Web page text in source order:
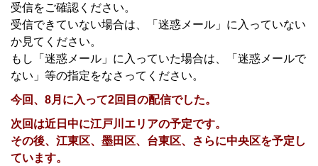
受信をご確認ください。
受信できていない場合は、「迷惑メール」に入っていない
か見てください。
もし「迷惑メール」に入っていた場合は、「迷惑メールで
ない」等の指定をなさってください。
今回、8月に入って2回目の配信でした。
次回は近日中に江戸川エリアの予定です。
その後、江東区、墨田区、台東区、さらに中央区を予定し
ています。